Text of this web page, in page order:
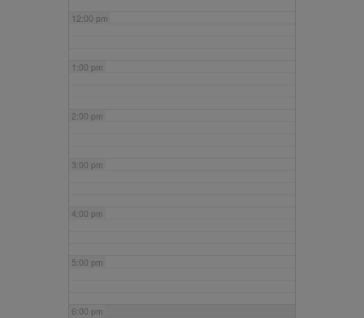
12:00 pm
1:00 pm
2:00 pm
3:00 pm
4:00 pm
5:00 pm
6:00 pm